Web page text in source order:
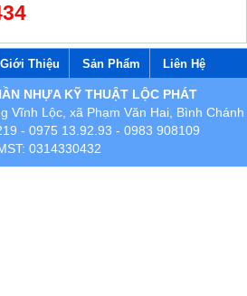
Giới Thiệu Sản Phẩm Liên Hệ
NHỰA KỸ THUẬT LỘC PHÁT
Vĩnh Lộc, xã Phạm Văn Hai, Bình Chánh
- 0975 13.92.93 - 0983 908109
0314330432